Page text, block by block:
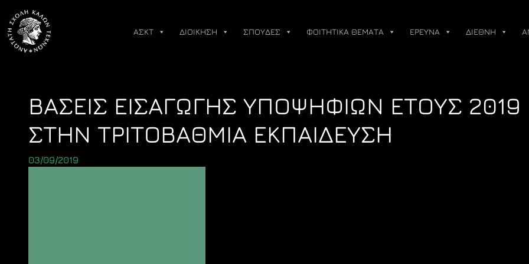
content
ΑΣΚΤ ΔΙΟΙΚΗΣΗ ΣΠΟΥΔΕΣ ΦΟΙΤΗΤΙΚΑ ΘΕΜΑΤΑ ΕΡΕΥΝΑ ΔΙΕΘΝΗ
ΒΑΣΕΙΣ ΕΙΣΑΓΩΓΗΣ ΥΠΟΨΗΦΙΩΝ ΕΤΟΥΣ 2019
ΣΤΗΝ ΤΡΙΤΟΒΑΘΜΙΑ ΕΚΠΑΙΔΕΥΣΗ
03/09/2019